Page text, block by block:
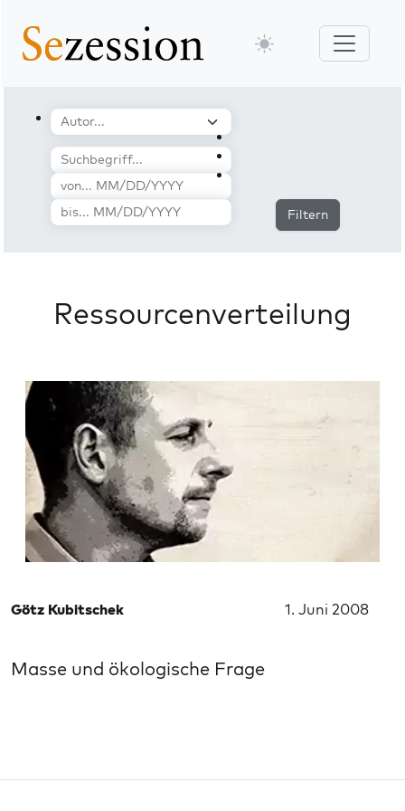
Filtern
Ressourcenverteilung
Götz Kubitschek 1. Juni 2008
Masse und ökologische Frage